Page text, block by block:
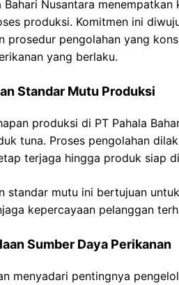
Bahari Nusantara
produksi. Komitmen ini
prosedur pengolahan yang
yang berlaku.
Standar Mutu Produksi
produksi di PT Pahala
tuna. Proses pengolahan
terjaga hingga produk siap
standar mutu ini bertujuan
kepercayaan pelanggan
Sumber Daya Perikanan
menyadari pentingnya